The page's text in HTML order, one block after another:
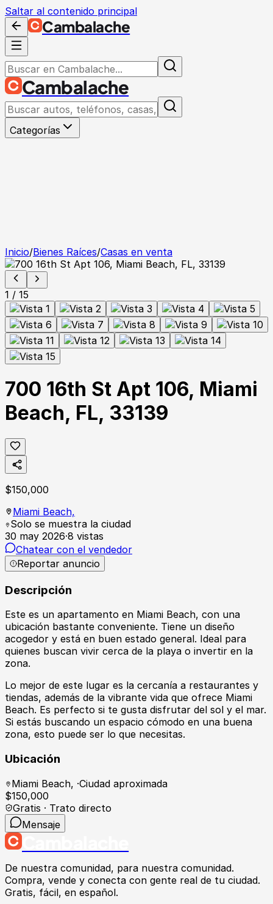
Saltar al contenido principal
Cambalache
Cambalache
Categorías
Inicio/Bienes Raíces/Casas en venta
1 / 15
700 16th St Apt 106, Miami
Beach, FL, 33139
$150,000
Miami Beach,
Solo se muestra la ciudad
30 may 2026·8 vistas
Chatear con el vendedor
Reportar anuncio
Descripción
Este es un apartamento en Miami Beach, con una
ubicación bastante conveniente. Tiene un diseño
acogedor y está en buen estado general. Ideal para
quienes buscan vivir cerca de la playa o invertir en la
zona.
Lo mejor de este lugar es la cercanía a restaurantes y
tiendas, además de la vibrante vida que ofrece Miami
Beach. Es perfecto si te gusta disfrutar del sol y el mar.
Si estás buscando un espacio cómodo en una buena
zona, esto puede ser lo que necesitas.
Ubicación
Miami Beach, ·Ciudad aproximada
$150,000
Gratis · Trato directo
Mensaje
De nuestra comunidad, para nuestra comunidad.
Compra, vende y conecta con gente real de tu ciudad.
Gratis, fácil, en español.